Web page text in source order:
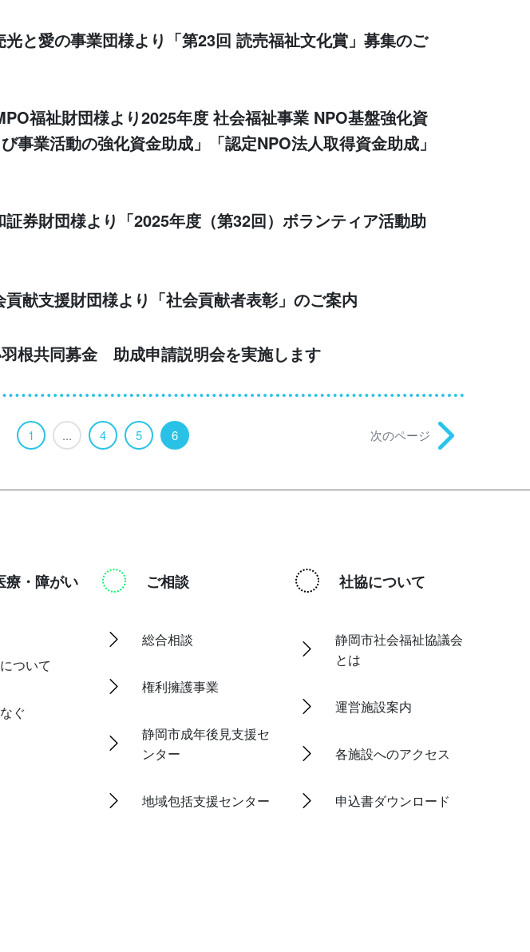
と愛の事業団様より「第23回 読売福祉文化賞」募集のご
福祉財団様より2025年度 社会福祉事業 NPO基盤強化資
事業活動の強化資金助成」「認定NPO法人取得資金助成」
券財団様より「2025年度（第32回）ボランティア活動助
献支援財団様より「社会貢献者表彰」のご案内
羽根共同募金 助成申請説明会を実施します
1 ... 4 5 6 次のページ
療・障がい
ついて
ぐ
ご相談
総合相談
権利擁護事業
静岡市成年後見支援セ
ンター
地域包括支援センター
社協について
静岡市社会福祉協議会
とは
運営施設案内
各施設へのアクセス
申込書ダウンロード